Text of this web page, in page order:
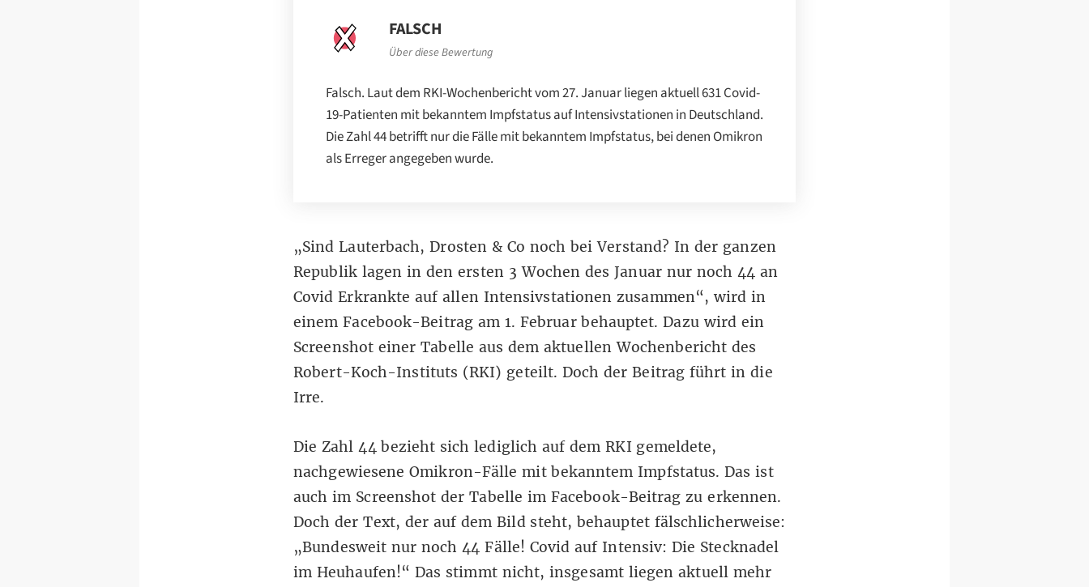
FALSCH
Über diese Bewertung
Falsch. Laut dem RKI-Wochenbericht vom 27. Januar liegen aktuell 631 Covid-
19-Patienten mit bekanntem Impfstatus auf Intensivstationen in Deutschland.
Die Zahl 44 betrifft nur die Fälle mit bekanntem Impfstatus, bei denen Omikron
als Erreger angegeben wurde.
„Sind Lauterbach, Drosten & Co noch bei Verstand? In der ganzen
Republik lagen in den ersten 3 Wochen des Januar nur noch 44 an
Covid Erkrankte auf allen Intensivstationen zusammen“, wird in
einemFacebook-Beitragam 1. Februar behauptet. Dazu wird ein
Screenshot einer Tabelle aus dem aktuellen Wochenbericht des
Robert-Koch-Instituts (RKI) geteilt. Doch der Beitrag führt in die
Irre.
Die Zahl 44 bezieht sich lediglich aufdem RKI gemeldete,
nachgewiesene Omikron-Fällemit bekanntem Impfstatus. Das ist
auch im Screenshot der Tabelle im Facebook-Beitrag zu erkennen.
Doch der Text, der auf dem Bild steht, behauptet fälschlicherweise:
„Bundesweit nur noch 44 Fälle! Covid auf Intensiv: Die Stecknadel
im Heuhaufen!“ Das stimmt nicht, insgesamt liegen aktuell mehr